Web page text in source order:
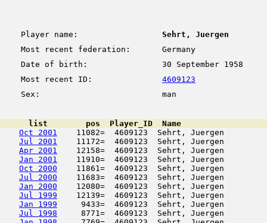
Player name:
Sehrt, Juergen
Most recent federation:
Germany
Date of birth:
30 September 1958
Most recent ID:
4609123
Sex:
man
list        pos  Player_ID  Name
Oct 2001
11082=  4609123  Sehrt, Juergen
Jul 2001
11172=  4609123  Sehrt, Juergen
Apr 2001
12158=  4609123  Sehrt, Juergen
Jan 2001
11910=  4609123  Sehrt,
Oct 2000
11861=  4609123  Sehrt, Juergen
Jul 2000
11683=  4609123  Sehrt, Juergen
Jan 2000
12080=  4609123  Sehrt,
Jul 1999
12139=  4609123  Sehrt, Juergen
Jan 1999
9433=  4609123  Sehrt, Juergen
Jul 1998
8771=  4609123  Sehrt, Juergen